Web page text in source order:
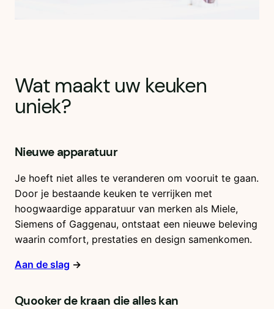
Wat maakt uw keuken
uniek?
Nieuwe apparatuur
Je hoeft niet alles te veranderen om vooruit te gaan.
Door je bestaande keuken te verrijken met
hoogwaardige apparatuur van merken als Miele,
Siemens of Gaggenau, ontstaat een nieuwe beleving
waarin comfort, prestaties en design samenkomen.
Aan de slag →
Quooker de kraan die alles kan